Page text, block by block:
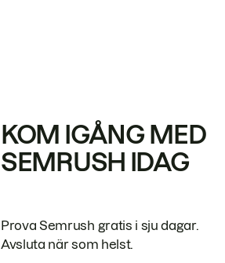
KOM IGÅNG MED
SEMRUSH IDAG
Prova Semrush gratis i sju dagar.
Avsluta när som helst.